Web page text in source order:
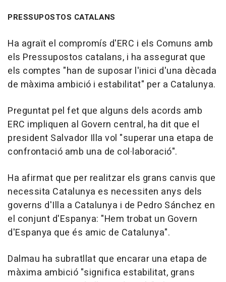
PRESSUPOSTOS CATALANS
Ha agraït el compromís d'ERC i els Comuns amb
els Pressupostos catalans, i ha assegurat que
els comptes "han de suposar l'inici d'una dècada
de màxima ambició i estabilitat" per a Catalunya.
Preguntat pel fet que alguns dels acords amb
ERC impliquen al Govern central, ha dit que el
president Salvador Illa vol "superar una etapa de
confrontació amb una de col·laboració".
Ha afirmat que per realitzar els grans canvis que
necessita Catalunya es necessiten anys dels
governs d'Illa a Catalunya i de Pedro Sánchez en
el conjunt d'Espanya: "Hem trobat un Govern
d'Espanya que és amic de Catalunya".
Dalmau ha subratllat que encarar una etapa de
màxima ambició "significa estabilitat, grans